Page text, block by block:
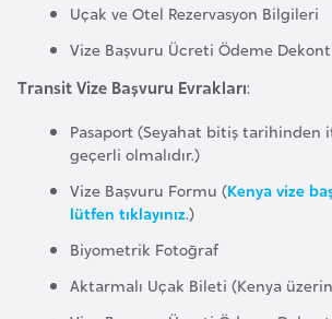
Uçak ve Otel Rezervasyon Bilgileri
Vize Başvuru Ücreti Ödeme
Transit Vize Başvuru Evrakları:
Pasaport (Seyahat bitiş tarihinden
geçerli olmalıdır.)
Vize Başvuru Formu (Kenya vize
lütfen tıklayınız.)
Biyometrik Fotoğraf
Aktarmalı Uçak Bileti (Kenya
C